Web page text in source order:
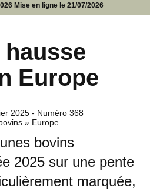
Mise en ligne le 21/07/2026
Europe
2025 - Numéro 368
» Europe
bovins
2025 sur une pente
marquée,